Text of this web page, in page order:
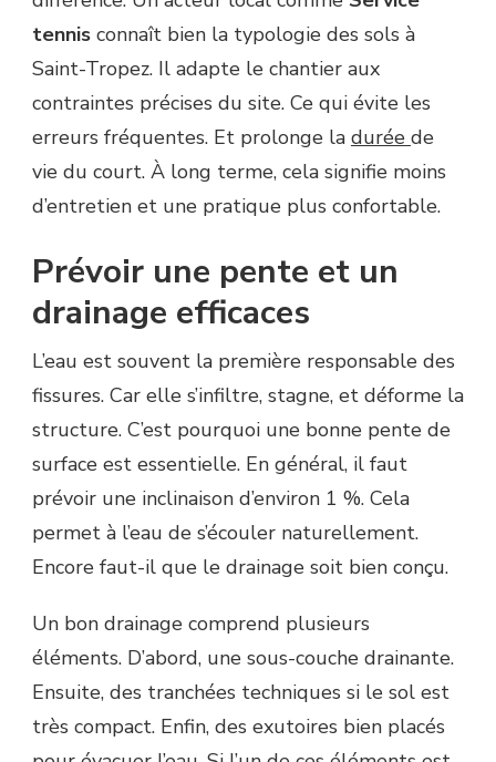
tennis connaît bien la typologie des sols à
Saint-Tropez. Il adapte le chantier aux
contraintes précises du site. Ce qui évite les
erreurs fréquentes. Et prolonge la durée de
vie du court. À long terme, cela signifie moins
d’entretien et une pratique plus confortable.
Prévoir une pente et un
drainage efficaces
L’eau est souvent la première responsable des
fissures. Car elle s’infiltre, stagne, et déforme la
structure. C’est pourquoi une bonne pente de
surface est essentielle. En général, il faut
prévoir une inclinaison d’environ 1 %. Cela
permet à l’eau de s’écouler naturellement.
Encore faut-il que le drainage soit bien conçu.
Un bon drainage comprend plusieurs
éléments. D’abord, une sous-couche drainante.
Ensuite, des tranchées techniques si le sol est
très compact. Enfin, des exutoires bien placés